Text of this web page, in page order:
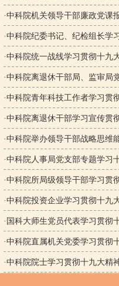
·中科院机关领导干部廉政党课
·中科院纪委书记、纪检组长学
·中科院统一战线学习贯彻十九
·中科院离退休干部局、监审局
·中科院青年科技工作者学习贯
·中科院离退休干部学习宣传贯
·中科院举办领导干部战略思维
·中科院人事局党支部专题学习
·中科院所局级领导干部学习贯
·中科院投资企业学习贯彻十九
· 国科大师生党员代表学习贯彻
·中科院直属机关党委学习贯彻
·中科院院士学习贯彻十九大精